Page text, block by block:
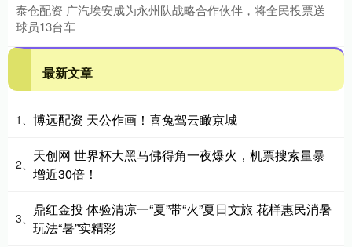
泰仓配资 广汽埃安成为永州队战略合作伙伴，将全民投票送
球员13台车
最新文章
1、 博远配资 天公作画！喜兔驾云瞰京城
2、
天创网 世界杯大黑马佛得角一夜爆火，机票搜索量暴
增近30倍！
3、
鼎红金投 体验清凉一“夏”带“火”夏日文旅 花样惠民消暑
玩法“暑”实精彩